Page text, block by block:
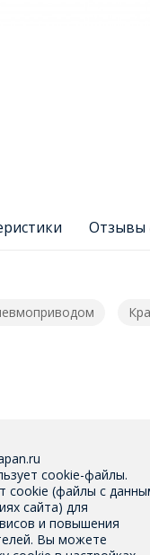
Отзывы
cookie-файлы.
cookie (файлы с
сайта) для
и повышения
Вы можете